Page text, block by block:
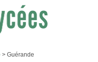
> Guérande